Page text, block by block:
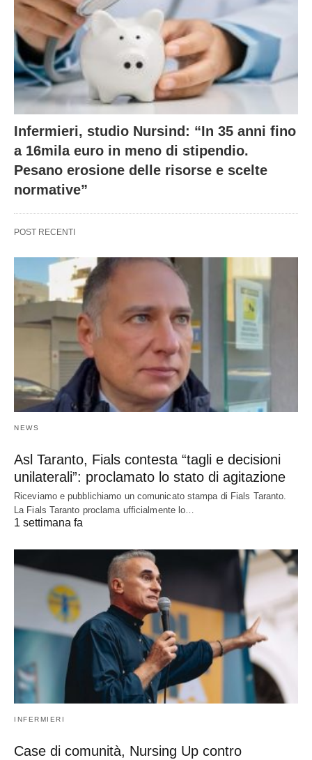
Infermieri, studio Nursind: “In 35 anni fino
a 16mila euro in meno di stipendio.
Pesano erosione delle risorse e scelte
normative”
POST RECENTI
NEWS
Asl Taranto, Fials contesta “tagli e decisioni
unilaterali”: proclamato lo stato di agitazione
Riceviamo e pubblichiamo un comunicato stampa di Fials Taranto.
La Fials Taranto proclama ufficialmente lo…
1 settimana fa
INFERMIERI
Case di comunità, Nursing Up contro